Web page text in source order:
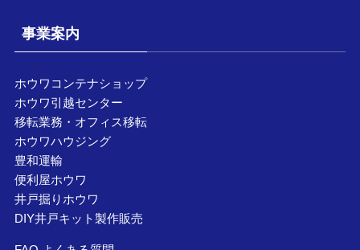
事業案内
ホウワコンテナショップ
ホウワ引越センター
移転業務・オフィス移転
ホウワハウジング
豊和運輸
便利屋ホウワ
井戸掘りホウワ
DIY井戸キット製作販売